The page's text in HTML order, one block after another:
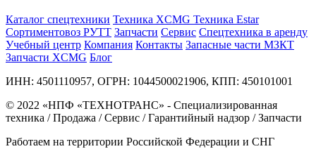
Каталог спецтехники Техника XCMG Техника Estar
Сортиментовоз РУТТ Запчасти Сервис Спецтехника в аренду
Учебный центр Компания Контакты Запасные части МЗКТ
Запчасти XCMG Блог
ИНН: 4501110957, ОГРН: 1044500021906, КПП: 450101001
© 2022 «НПФ «ТЕХНОТРАНС» - Специализированная
техника / Продажа / Сервис / Гарантийный надзор / Запчасти
Работаем на территории Российской Федерации и СНГ